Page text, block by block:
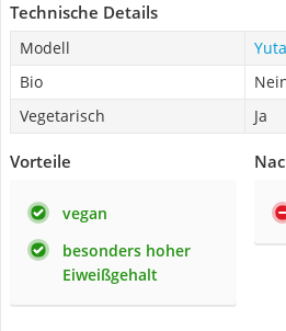
Technische Details
Modell
Bio
Vegetarisch
Ja
Vorteile
vegan
besonders hoher
Eiweißgehalt